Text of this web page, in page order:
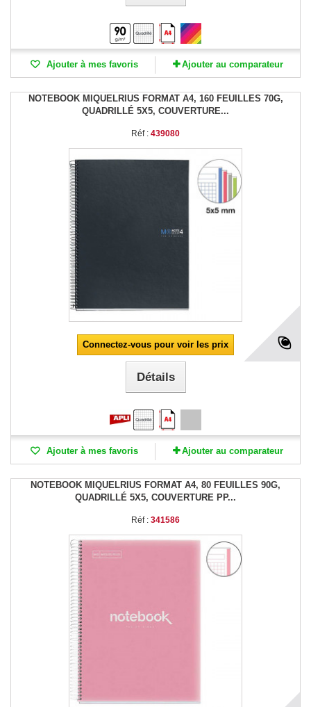
Ajouter à mes favoris Ajouter au comparateur
NOTEBOOK MIQUELRIUS FORMAT A4, 160 FEUILLES 70G,
QUADRILLÉ 5X5, COUVERTURE...
Réf : 439080
Connectez-vous pour voir les prix
Détails
Ajouter à mes favoris Ajouter au comparateur
NOTEBOOK MIQUELRIUS FORMAT A4, 80 FEUILLES 90G,
QUADRILLÉ 5X5, COUVERTURE PP...
Réf : 341586